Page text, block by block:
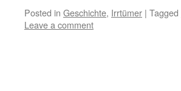
Posted in Geschichte, Irrtümer | Tagged
Leave a comment